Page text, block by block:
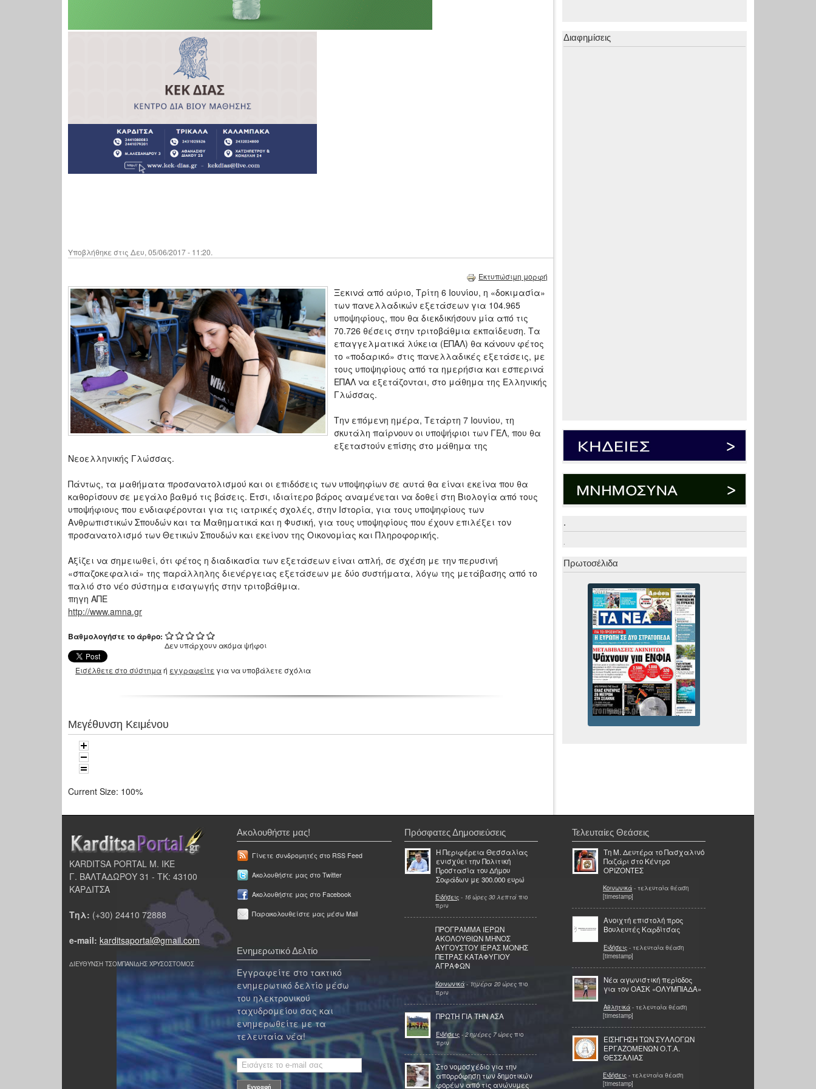
Υποβλήθηκε στις Δευ, 05/06/2017 - 11:20.
Εκτυπώσιμη μορφή
Ξεκινά από αύριο, Τρίτη 6 Ιουνίου, η «δοκιμασία»
των πανελλαδικών εξετάσεων για 104.965
υποψηφίους, που θα διεκδικήσουν μία από τις
70.726 θέσεις στην τριτοβάθμια εκπαίδευση. Τα
επαγγελματικά λύκεια (ΕΠΑΛ) θα κάνουν φέτος
το «ποδαρικό» στις πανελλαδικές εξετάσεις, με
τους υποψηφίους από τα ημερήσια και εσπερινά
ΕΠΑΛ να εξετάζονται, στο μάθημα της Ελληνικής
Γλώσσας.
Την επόμενη ημέρα, Τετάρτη 7 Ιουνίου, τη
σκυτάλη παίρνουν οι υποψήφιοι των ΓΕΛ, που θα
εξεταστούν επίσης στο μάθημα της
Νεοελληνικής Γλώσσας.
Πάντως, τα μαθήματα προσανατολισμού και οι επιδόσεις των υποψηφίων σε αυτά θα είναι εκείνα που θα
καθορίσουν σε μεγάλο βαθμό τις βάσεις. Έτσι, ιδιαίτερο βάρος αναμένεται να δοθεί στη Βιολογία από τους
υποψήφιους που ενδιαφέρονται για τις ιατρικές σχολές, στην Ιστορία, για τους υποψηφίους των
Ανθρωπιστικών Σπουδών και τα Μαθηματικά και η Φυσική, για τους υποψηφίους που έχουν επιλέξει τον
προσανατολισμό των Θετικών Σπουδών και εκείνον της Οικονομίας και Πληροφορικής.
Αξίζει να σημειωθεί, ότι φέτος η διαδικασία των εξετάσεων είναι απλή, σε σχέση με την περυσινή
«σπαζοκεφαλιά» της παράλληλης διενέργειας εξετάσεων με δύο συστήματα, λόγω της μετάβασης από το
παλιό στο νέο σύστημα εισαγωγής στην τριτοβάθμια.
πηγη ΑΠΕ
http://www.amna.gr
Βαθμολογήστε το άρθρο:
Δεν υπάρχουν ακόμα ψήφοι
Εισέλθετε στο σύστημαή εγγραφείτε για να υποβάλετε σχόλια
Μεγέθυνση Κειμένου
Current Size: 100%
Διαφημίσεις
.
.
Πρωτοσέλιδα
KARDITSA PORTAL Μ. ΙΚΕ
Γ. ΒΑΛΤΑΔΩΡΟΥ 31 - ΤΚ: 43100
ΚΑΡΔΙΤΣΑ
Τηλ: (+30) 24410 72888
e-mail: karditsaportal@gmail.com
ΔΙΕΥΘΥΝΣΗ ΤΣΟΜΠΑΝΙΔΗΣ ΧΡΥΣΟΣΤΟΜΟΣ
Ακολουθήστε μας!
Γίνετε συνδρομητές στο RSS Feed
Ακολουθήστε μας στο Twitter
Ακολουθήστε μας στο Facebook
Παρακολουθείστε μας μέσω Mail
Ενημερωτικό Δελτίο
Εγγραφείτε στο τακτικό
ενημερωτικό δελτίο μέσω
του ηλεκτρονικού
ταχυδρομείου σας και
ενημερωθείτε με τα
τελευταία νέα!
Πρόσφατες Δημοσιεύσεις
Η Περιφέρεια Θεσσαλίας
ενισχύει την Πολιτική
Προστασία του Δήμου
Σοφάδων με 300.000 ευρώ
Ειδήσεις - 16 ώρες 30 λεπτά πιο
πριν
ΠΡΟΓΡΑΜΜΑ ΙΕΡΩΝ
ΑΚΟΛΟΥΘΙΩΝ ΜΗΝΟΣ
ΑΥΓΟΥΣΤΟΥ ΙΕΡΑΣ ΜΟΝΗΣ
ΠΕΤΡΑΣ ΚΑΤΑΦΥΓΙΟΥ
ΑΓΡΑΦΩΝ
Κοινωνικά - 1ημέρα 20 ώρες πιο
πριν
ΠΡΩΤΗ ΓΙΑ ΤΗΝ ΑΣΑ
Ειδήσεις - 2 ημέρες 7 ώρες πιο
πριν
Στο νομοσχέδιο για την
απορρόφηση των δημοτικών
φορέων από τις ανώνυμες
Τελευταίες Θεάσεις
Τη Μ. Δευτέρα το Πασχαλινό
Παζάρι στο Κέντρο
ΟΡΙΖΟΝΤΕΣ
Κοινωνικά - τελευταία θέαση
[timestamp]
Ανοιχτή επιστολή προς
Βουλευτές Καρδίτσας
Ειδήσεις - τελευταία θέαση
[timestamp]
Nέα αγωνιστική περίοδος
για τον ΟΑΣΚ «ΟΛΥΜΠΙΑΔΑ»
Αθλητικά - τελευταία θέαση
[timestamp]
ΕΙΣΗΓΗΣΗ ΤΩΝ ΣΥΛΛΟΓΩΝ
ΕΡΓΑΖΟΜΕΝΩΝ Ο.Τ.Α.
ΘΕΣΣΑΛΙΑΣ
Ειδήσεις - τελευταία θέαση
[timestamp]